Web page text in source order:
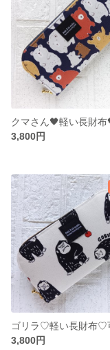
3,800円
3,800円